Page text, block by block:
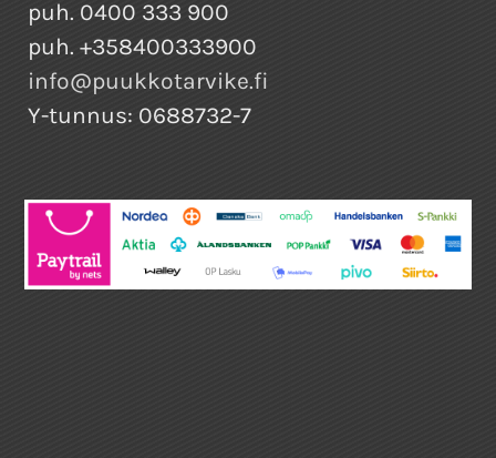
puh. 0400 333 900
puh. +358400333900
info@puukkotarvike.fi
Y-tunnus: 0688732-7